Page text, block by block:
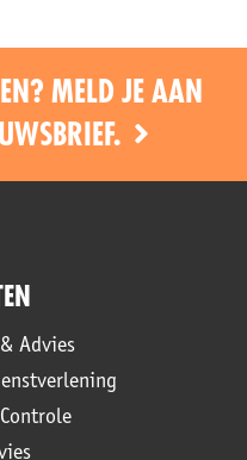
MELD JE AAN
Advies